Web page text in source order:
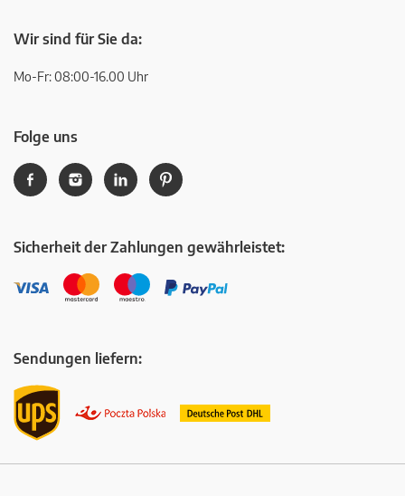
Wir sind für Sie da:
Mo-Fr: 08:00-16.00 Uhr
Folge uns
Sicherheit der Zahlungen gewährleistet:
Sendungen liefern: